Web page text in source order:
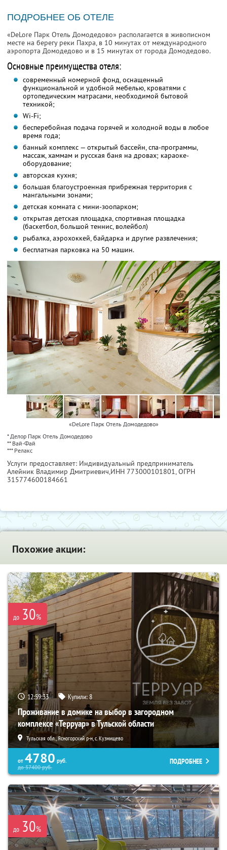
ПОДРОБНЕЕ ОБ ОТЕЛЕ
«DeLore Парк Отель Домодедово» располагается в живописном
месте на берегу реки Пахра, в 10 минутах от международного
аэропорта Домодедово и в 15 минутах от города Домодедово.
Основные преимущества отеля:
современный номерной фонд, оснащенный
функциональной и удобной мебелью, кроватями с
ортопедическим матрасами, необходимой бытовой
техникой;
Wi-Fi;
бесперебойная подача горячей и холодной воды в любое
время года;
банный комплекс — открытый бассейн, спа-программы,
массаж, хаммам и русская баня на дровах; караоке-
оборудование;
авторская кухня;
большая благоустроенная прибрежная территория с
мангальными зонами;
детская комната с мини-зоопарком;
открытая детская площадка, спортивная площадка
(баскетбол, большой теннис, волейбол)
рыбалка, аэрохоккей, байдарка и другие развлечения;
бесплатная парковка на 50 машин.
«DeLore Парк Отель Домодедово»
* Делор Парк Отель Домодедово
** Вай-Фай
*** Релакс
Услуги предоставляет: Индивидуальный предприниматель
Алейник Владимир Дмитриевич,ИНН 773000101801, ОГРН
315774600184661
Похожие акции:
до 30%
12:59:32 Купили:8
Проживание в домике на выбор в загородном
комплексе «Терруар» в Тульской области
Тульская обл., Ясногорский р-н, с. Кузмищево
от 4780 руб.
до57400руб.
ПОДРОБНЕЕ
до 30%